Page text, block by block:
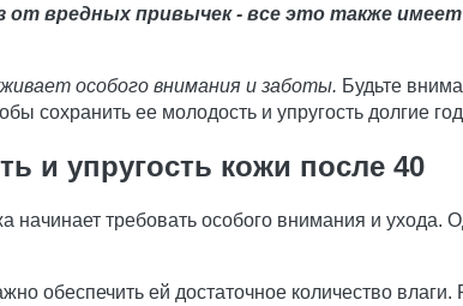
от вредных привычек - все это также
особого внимания и заботы. Будьте
сохранить ее молодость и упругость долгие
и упругость кожи после 40
начинает требовать особого внимания и
обеспечить ей достаточное количество